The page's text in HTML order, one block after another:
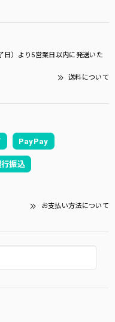
日）より5営業日以内に発送いた
送料について
PayPay
振込
お支払い方法について